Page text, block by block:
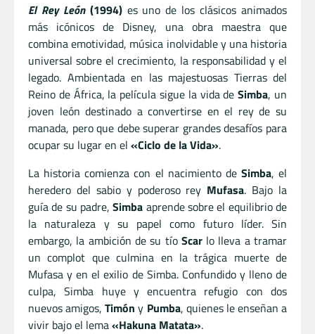
El Rey León(1994)es uno de los clásicos animados
más icónicos de Disney, una obra maestra que
combina emotividad, música inolvidable y una historia
universal sobre el crecimiento, la responsabilidad y el
legado. Ambientada en las majestuosas Tierras del
Reino de África, la película sigue la vida deSimba, un
joven león destinado a convertirse en el rey de su
manada, pero que debe superar grandes desafíos para
ocupar su lugar en el «Ciclo de la Vida».
La historia comienza con el nacimiento de Simba, el
heredero del sabio y poderoso rey Mufasa. Bajo la
guía de su padre,Simba aprende sobre el equilibrio de
la naturaleza y su papel como futuro líder. Sin
embargo, la ambición de su tío Scarlo lleva a tramar
un complot que culmina en la trágica muerte de
Mufasa y en el exilio de Simba. Confundido y lleno de
culpa, Simba huye y encuentra refugio con dos
nuevos amigos,Timón y Pumba, quienes le enseñan a
vivir bajo el lema«Hakuna Matata».